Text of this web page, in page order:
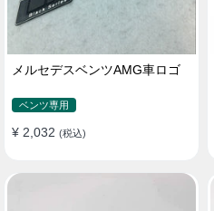
メルセデスベンツAMG車ロゴ
ベンツ専用
¥ 2,032 (税込)